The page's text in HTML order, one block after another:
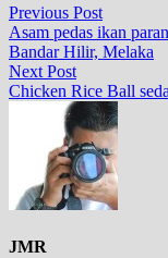
Post
navigation
Previous PostPrevious
post:
Asam pedas ikan
Bandar Hilir, Melaka
Next PostNext
post:
Chicken Rice Ball
JMR